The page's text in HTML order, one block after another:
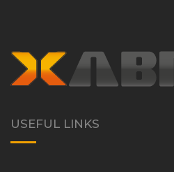
USEFUL LINKS